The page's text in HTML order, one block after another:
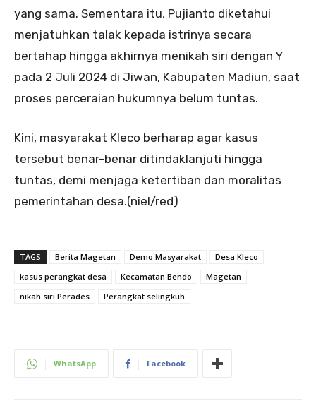
yang sama. Sementara itu, Pujianto diketahui
menjatuhkan talak kepada istrinya secara
bertahap hingga akhirnya menikah siri dengan Y
pada 2 Juli 2024 di Jiwan, Kabupaten Madiun, saat
proses perceraian hukumnya belum tuntas.
Kini, masyarakat Kleco berharap agar kasus
tersebut benar-benar ditindaklanjuti hingga
tuntas, demi menjaga ketertiban dan moralitas
pemerintahan desa.(niel/red)
TAGS Berita Magetan Demo Masyarakat
Desa Kleco
kasus perangkat desa
Kecamatan Bendo
Magetan
nikah siri Perades
Perangkat selingkuh
WhatsApp Facebook